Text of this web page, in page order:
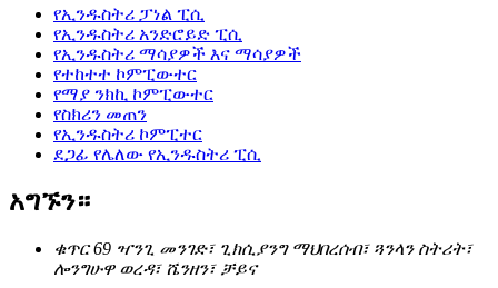
የኢንዱስትሪ ፓነል ፒሲ
የኢንዱስትሪ አንድሮይድ ፒሲ
የኢንዱስትሪ ማሳያዎች እና ማሳያዎች
የተከተተ ኮምፒውተር
የማያ ንክኪ ኮምፒውተር
የስክሪን መጠን
የኢንዱስትሪ ኮምፒተር
ደጋፊ የሌለው የኢንዱስትሪ ፒሲ
አግኙን።
ቁጥር 69 ዣንጊ መንገድ፣ ጊክሲያንግ ማህበረሰብ፣ ጓንላን ስትሪት፣
ሎንግሁዋ ወረዳ፣ ሼንዘን፣ ቻይና